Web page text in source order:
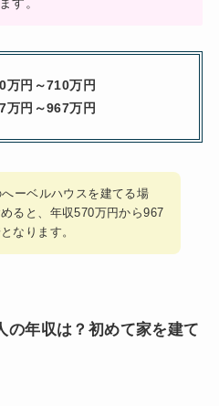
万円～710万円
万円～967万円
ーベルハウスを建てる場
ると、年収570万円から967
なります。
の年収は？初めて家を建て